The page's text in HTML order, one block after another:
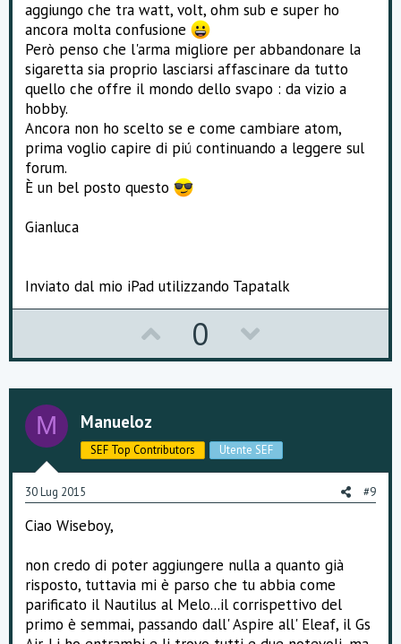
aggiungo che tra watt, volt, ohm sub e super ho
ancora molta confusione
Però penso che l'arma migliore per abbandonare la
sigaretta sia proprio lasciarsi affascinare da tutto
quello che offre il mondo dello svapo : da vizio a
hobby.
Ancora non ho scelto se e come cambiare atom,
prima voglio capire di piú continuando a leggere sul
forum.
È un bel posto questo
Gianluca
Inviato dal mio iPad utilizzando Tapatalk
p
v
t
e
0
o
w
v
o
t
M Manueloz
SEF Top Contributors Utente SEF
30 Lug 2015 #9
Ciao Wiseboy,
non credo di poter aggiungere nulla a quanto già
risposto, tuttavia mi è parso che tu abbia come
parificato il Nautilus al Melo...il corrispettivo del
primo è semmai, passando dall' Aspire all' Eleaf, il Gs